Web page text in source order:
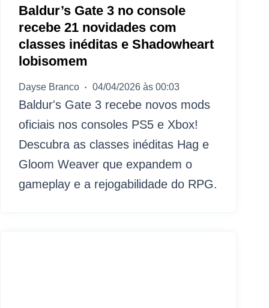
Baldur’s Gate 3 no console
recebe 21 novidades com
classes inéditas e Shadowheart
lobisomem
Dayse Branco 04/04/2026 às 00:03
Baldur's Gate 3 recebe novos mods
oficiais nos consoles PS5 e Xbox!
Descubra as classes inéditas Hag e
Gloom Weaver que expandem o
gameplay e a rejogabilidade do RPG.